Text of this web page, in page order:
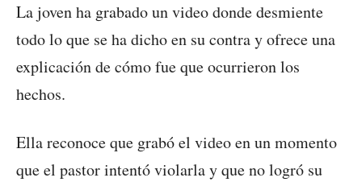
La joven ha grabado un video donde desmiente
todo lo que se ha dicho en su contra y ofrece una
explicación de cómo fue que ocurrieron los
hechos.
Ella reconoce que grabó el video en un momento
que el pastor intentó violarla y que no logró su